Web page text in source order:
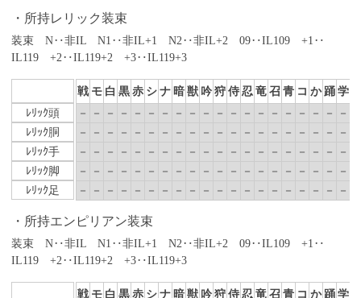
所持レリック装束
装束 N‥非IL N1‥非IL+1 N2‥非IL+2 09‥IL109 +1‥
IL119 +2‥IL119+2 +3‥IL119+3
戦 モ 白 黒 赤 シ ナ 暗 獣 吟 狩 侍 忍 竜 召 青 コ か 踊 学
ﾚﾘｯｸ頭
－ － － － － － － － － － － － － － － － － － － －
ﾚﾘｯｸ胴
－ － － － － － － － － － － － － － － － － － － －
ﾚﾘｯｸ手
－ － － － － － － － － － － － － － － － － － － －
ﾚﾘｯｸ脚
－ － － － － － － － － － － － － － － － － － － －
ﾚﾘｯｸ足
－ － － － － － － － － － － － － － － － － － － －
所持エンピリアン装束
装束 N‥非IL N1‥非IL+1 N2‥非IL+2 09‥IL109 +1‥
IL119 +2‥IL119+2 +3‥IL119+3
戦 モ 白 黒 赤 シ ナ 暗 獣 吟 狩 侍 忍 竜 召 青 コ か 踊 学